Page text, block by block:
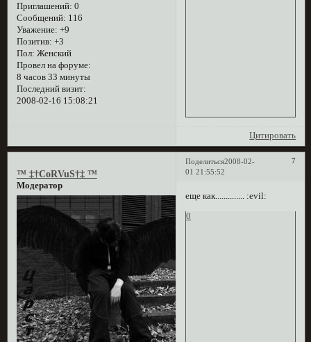
Приглашений: 0
Сообщений: 116
Уважение: +9
Позитив: +3
Пол: Женский
Провел на форуме:
8 часов 33 минуты
Последний визит:
2008-02-16 15:08:21
Цитировать
Поделиться 7
2008-02-
01 21:55:52
™ ‡†CoRVuS†‡ ™
Модератор
еще как.............. :evil:
0